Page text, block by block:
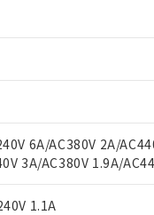
6A/AC380V 2A/
3A/AC380V 1.9A/
1.1A
用ください。
の当社在庫状況および
ービスの対象外となる
している更新日時点で
および標準価格とは異
有に非対応の商品で、
有の対応状況を調査中
質有無と関係のない商品
ものが、含有品と判明
ム(Cd) 100ppm以下、
1000ppm以下、ポリ臭化
以下、フタル酸ブチルベ
1000ppm以下
除外項目は除く。
値以下であることを示
値を超えていることを
わせください。
: 100ppm、
) : 1000ppm、 PBDEs(ポリ臭
および外国貿易法に定
、日本国政府の輸出許